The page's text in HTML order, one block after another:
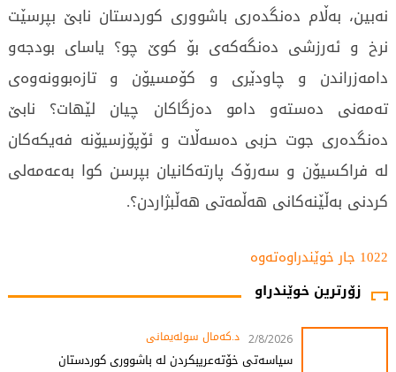
نەبین، بەڵام دەنگدەری باشووری کوردستان نابێ بپرسێت
نرخ و ئەرزشی دەنگەکەی بۆ کوێ چو؟ یاسای بودجەو
دامەزراندن و چاودێری و کۆمسیۆن و تازەبوونەوەی
تەمەنی دەستەو دامو دەزگاکان چیان لێهات؟ نابێ
دەنگدەری جوت حزبی دەسەڵات و ئۆپۆزسیۆنە فەیکەکان
لە فراکسیۆن و سەرۆک پارتەکانیان بپرسن کوا بەعەمەلی
کردنی بەڵێنەکانی هەڵمەتی هەڵبژاردن؟.
1022 جار خوێندراوەتەوە
زۆرترین خوێندراو
2/8/2026 د.کەمال سولەیمانی
سیاسەتی خۆتەعریبکردن لە باشووری کوردستان